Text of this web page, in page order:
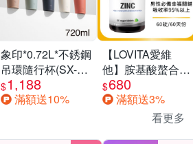
象印*0.72L*不銹鋼
吊環隨行杯(SX-
LA72H)
$1,188
滿額送10%
【LOVITA愛維
他】胺基酸螯合鋅
x2瓶30mg素食錠
(鋅錠)
$680
滿額送3%
看更多